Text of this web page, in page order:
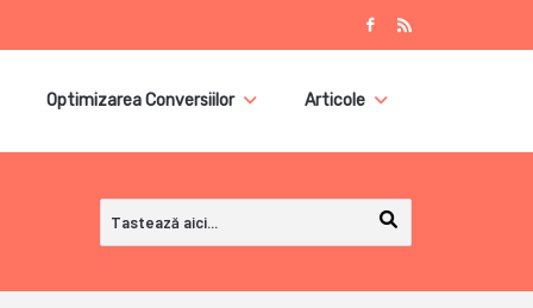
Optimizarea Conversiilor Articole